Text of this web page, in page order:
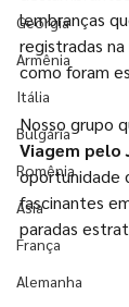
Geórgia
Armênia
Itália
Bulgária
Romênia
Ásia
França
Alemanha
lembranças
registradas
como foram
Nosso grupo
Viagem pelo
oportunidade
fascinantes
paradas